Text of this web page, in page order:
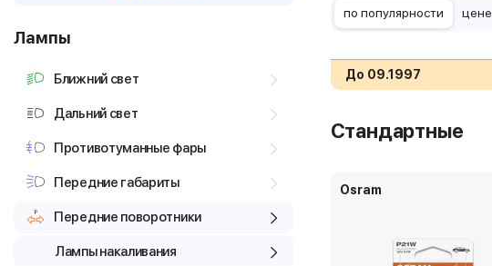
Лампы
Ближний свет
Дальний свет
Противотуманные фары
Передние габариты
Передние поворотники
Лампы накаливания
по популярности цене
До 09.1997
Стандартные
Osram